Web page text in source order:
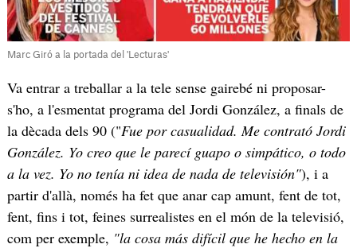
Marc Giró a la portada del 'Lecturas'
Va entrar a treballar a la tele sense gairebé ni proposar-
s'ho, a l'esmentat programa del Jordi González, a finals de
la dècada dels 90 ("Fue por casualidad. Me contrató Jordi
González. Yo creo que le parecí guapo o simpático, o todo
a la vez. Yo no tenía ni idea de nada de televisión"), i a
partir d'allà, només ha fet que anar cap amunt, fent de tot,
fent, fins i tot, feines surrealistes en el món de la televisió,
com per exemple, "la cosa más difícil que he hecho en la